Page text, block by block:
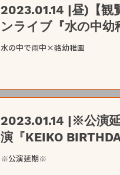
2023.01.14 |昼)【観
ンライブ『水の中幼
水の中で雨中×貉幼稚園
2023.01.14 |※公演
演『KEIKO
※公演延期※